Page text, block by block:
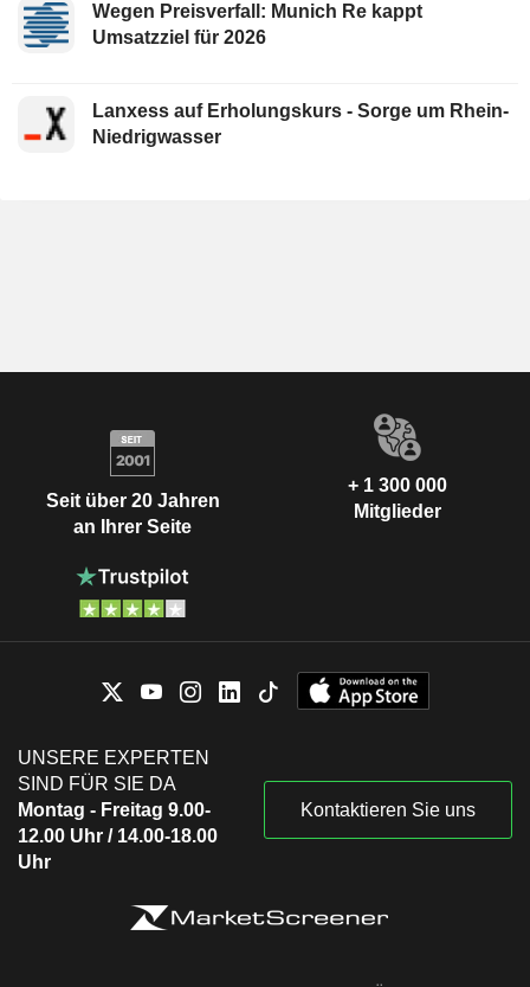
Wegen Preisverfall: Munich Re kappt
Umsatzziel für 2026
Lanxess auf Erholungskurs - Sorge um Rhein-
Niedrigwasser
Seit über 20 Jahren
an Ihrer Seite
+ 1 300 000
Mitglieder
UNSERE EXPERTEN
SIND FÜR SIE DA
Montag - Freitag 9.00-
12.00 Uhr / 14.00-18.00
Uhr
Kontaktieren Sie uns